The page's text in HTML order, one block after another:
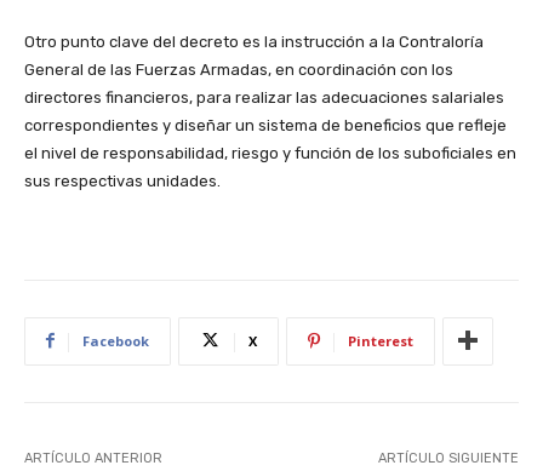
Otro punto clave del decreto es la instrucción a la Contraloría
General de las Fuerzas Armadas, en coordinación con los
directores financieros, para realizar las adecuaciones salariales
correspondientes y diseñar un sistema de beneficios que refleje
el nivel de responsabilidad, riesgo y función de los suboficiales en
sus respectivas unidades.
Facebook X Pinterest
ARTÍCULO ANTERIOR ARTÍCULO SIGUIENTE